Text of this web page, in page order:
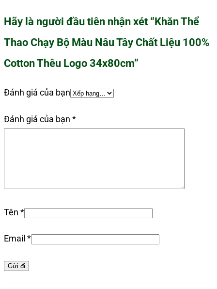
Hãy là người đầu tiên nhận xét “Khăn Thể
Thao Chạy Bộ Màu Nâu Tây Chất Liệu 100%
Cotton Thêu Logo 34x80cm”
Đánh giá của bạn
Đánh giá của bạn *
Tên *
Email *